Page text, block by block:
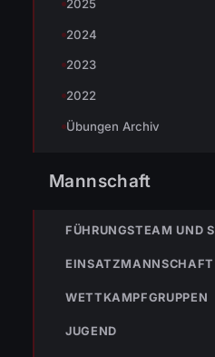
2025
2024
2023
2022
Übungen Archiv
Mannschaft
FÜHRUNGSTEAM UND
EINSATZMANNSCHAFT
WETTKAMPFGRUPPEN
JUGEND